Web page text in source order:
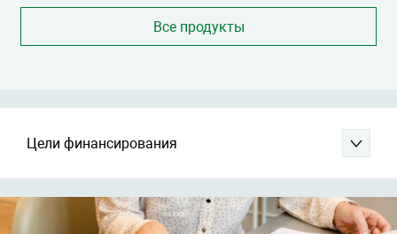
Все продукты
Цели финансирования